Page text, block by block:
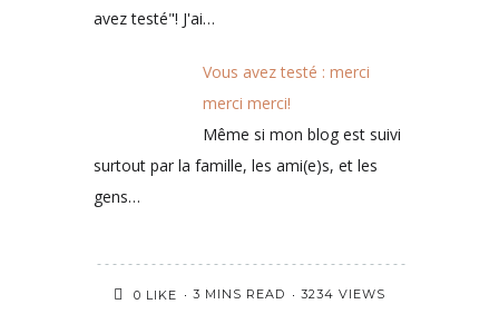
avez testé"! J'ai…
Vous avez testé : merci
merci merci!
Même si mon blog est suivi
surtout par la famille, les ami(e)s, et les
gens…
0 LIKE 3 MINS READ 3234 VIEWS